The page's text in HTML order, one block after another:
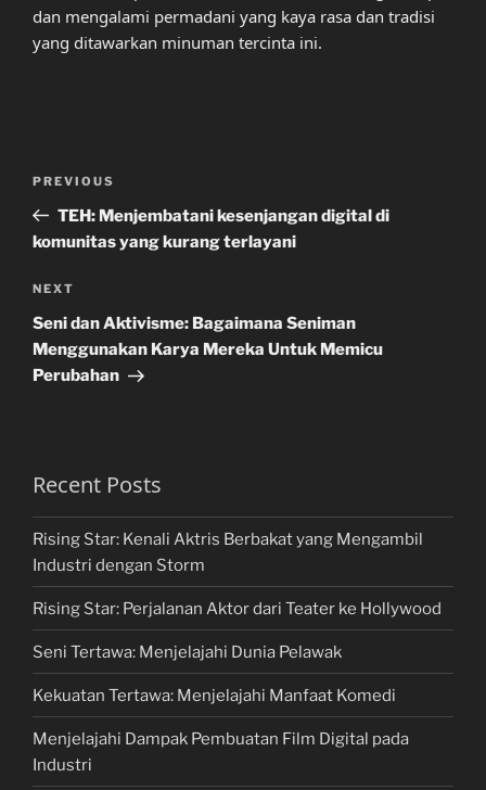
dan mengalami permadani yang kaya rasa dan tradisi
yang ditawarkan minuman tercinta ini.
Previous
Post
PREVIOUS
TEH: Menjembatani kesenjangan digital di
komunitas yang kurang terlayani
Next
Post
NEXT
Seni dan Aktivisme: Bagaimana Seniman
Menggunakan Karya Mereka Untuk Memicu
Perubahan
Recent Posts
Rising Star: Kenali Aktris Berbakat yang Mengambil
Industri dengan Storm
Rising Star: Perjalanan Aktor dari Teater ke Hollywood
Seni Tertawa: Menjelajahi Dunia Pelawak
Kekuatan Tertawa: Menjelajahi Manfaat Komedi
Menjelajahi Dampak Pembuatan Film Digital pada
Industri